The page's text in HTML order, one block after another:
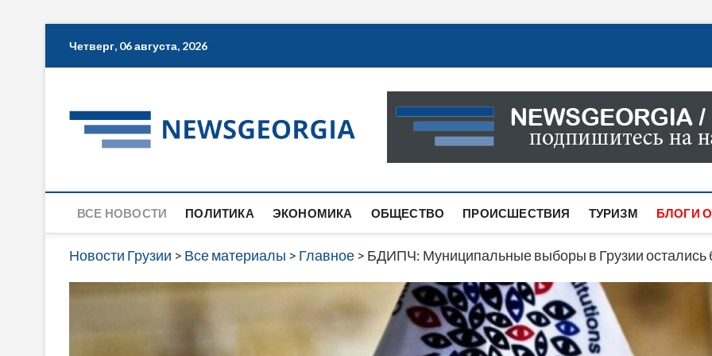
Четверг, 06 августа, 2026
Новости Грузии
САМАЯ АКТУАЛЬНАЯ ИНФОРМАЦИЯ О СОБЫТИЯХ
САЙТЕ ВЫ НАЙДЕТЕ НОВОСТИ ПОЛИТИКИ,
ВСЕ НОВОСТИ ПОЛИТИКА ЭКОНОМИКА ОБЩЕСТВО ПРОИСШЕСТВИЯ ТУРИЗМ БЛОГИ
Новости Грузии > Все материалы > Главное > БДИПЧ: Муниципальные выборы в Грузии остались